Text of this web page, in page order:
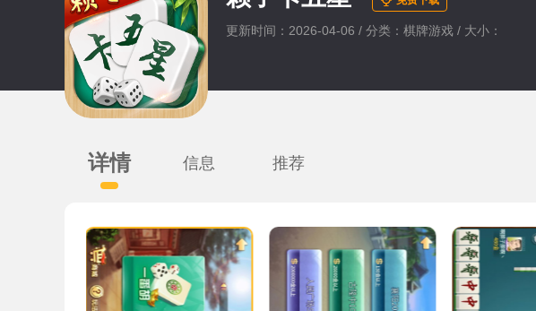
更新时间：2026-04-06 / 分类：棋牌游戏 / 大小：
详情 信息 推荐